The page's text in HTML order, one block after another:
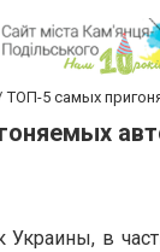
ТОП-5 самых
в